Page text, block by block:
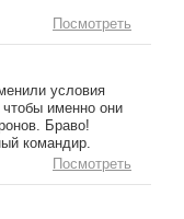
Посмотреть
условия
чтобы именно они
Браво!
командир.
Посмотреть